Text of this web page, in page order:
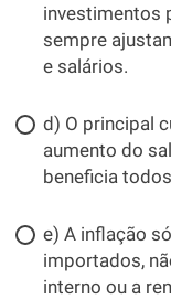
investimentos
sempre
e salários.
d) O principal
aumento do
beneficia
e) A inflação
importados,
interno ou a